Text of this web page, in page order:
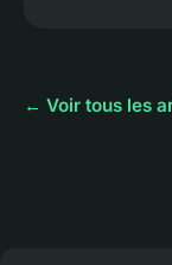
← Voir tous les